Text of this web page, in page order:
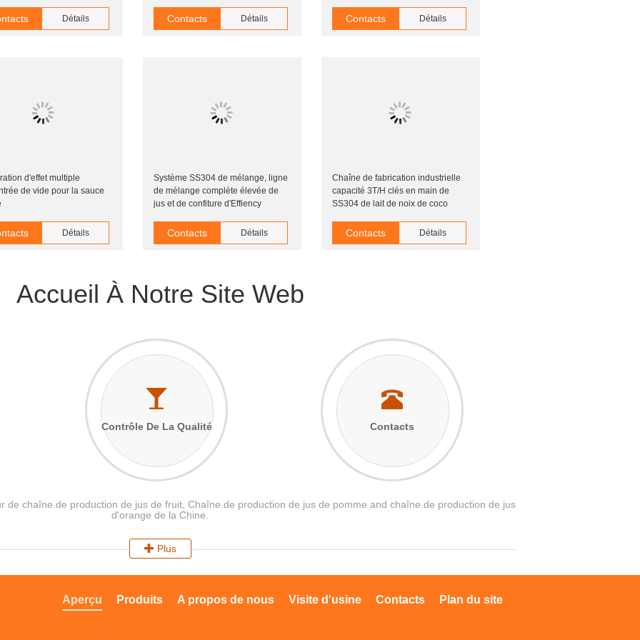
Détails Contacts Détails Contacts Détails
d'effet multiple
de vide pour la sauce
Détails
Système SS304 de mélange, ligne
de mélange complète élevée de
jus et de confiture d'Effiency
Contacts Détails
Chaîne de fabrication industrielle
capacité 3T/H clés en main de
SS304 de lait de noix de coco
Contacts Détails
Accueil À Notre Site Web
Contrôle De La Qualité Contacts
de chaîne de production de jus de fruit, Chaîne de production de jus de pomme and chaîne de production de jus
d'orange de la Chine.
Plus
Plan du site
Contacts
Visite d'usine
A propos de nous
Produits
Aperçu